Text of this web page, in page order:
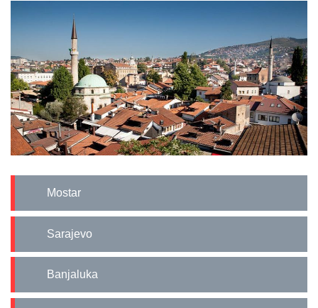
Mostar
Sarajevo
Banjaluka